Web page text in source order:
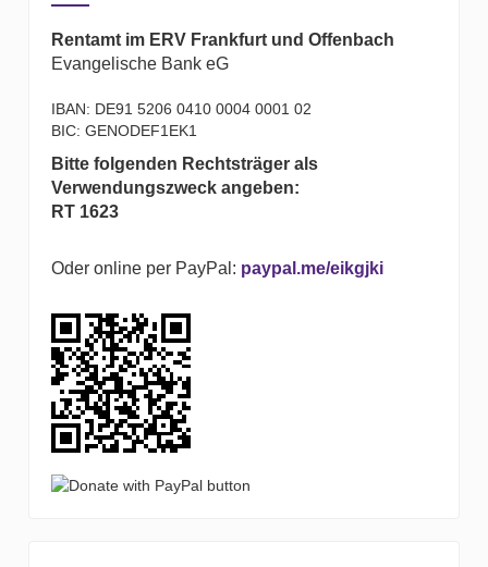
Rentamt im ERV Frankfurt und Offenbach
Evangelische Bank eG
IBAN: DE91 5206 0410 0004 0001 02
BIC: GENODEF1EK1
Bitte folgenden Rechtsträger als
Verwendungszweck angeben:
RT 1623
Oder online per PayPal: paypal.me/eikgjki